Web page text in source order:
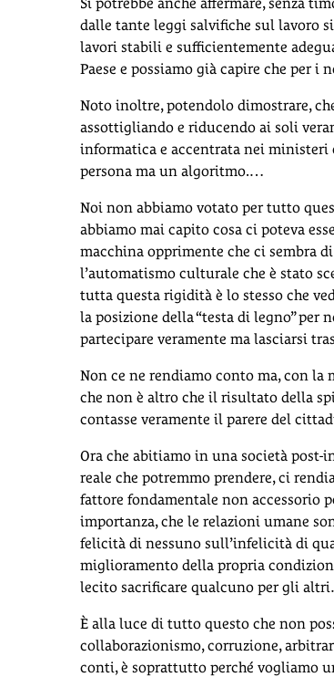
dalle tante leggi salvifiche sul lavoro
lavori stabili e sufficientemente
Paese e possiamo già capire che per
Noto inoltre, potendolo dimostrare,
assottigliando e riducendo ai soli
informatica e accentrata nei ministeri
persona ma un algoritmo.…
Noi non abbiamo votato per tutto
abbiamo mai capito cosa ci poteva
macchina opprimente che ci sembra
l’automatismo culturale che è stato
tutta questa rigidità è lo stesso che
la posizione della “testa di legno” per
partecipare veramente ma lasciarsi
Non ce ne rendiamo conto ma, con la
che non è altro che il risultato della
contasse veramente il parere del
Ora che abitiamo in una società
reale che potremmo prendere, ci
fattore fondamentale non accessorio
importanza, che le relazioni umane
felicità di nessuno sull’infelicità di
miglioramento della propria
lecito sacrificare qualcuno per gli
È alla luce di tutto questo che non
collaborazionismo, corruzione,
conti, è soprattutto perché vogliamo